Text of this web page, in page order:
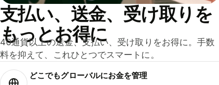
支払い、送金、受け取りを
もっとお得に
40通貨以上の送金、支払い、受け取りをお得に。手数
料を抑えて、これひとつでスマートに。
どこでもグ⁠ロ⁠ー⁠バ⁠ルにお金を管理